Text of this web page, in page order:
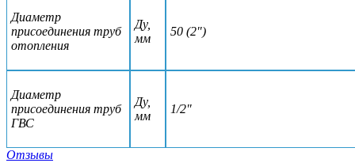
Диаметр
присоединения труб
отопления
Ду,
мм
50 (2")
Диаметр
присоединения труб
ГВС
Ду,
мм
1/2"
Отзывы